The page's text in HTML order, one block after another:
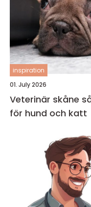
inspiration
01. July 2026
Veterinär skåne så hittar djurägare rätt vård
för hund och katt